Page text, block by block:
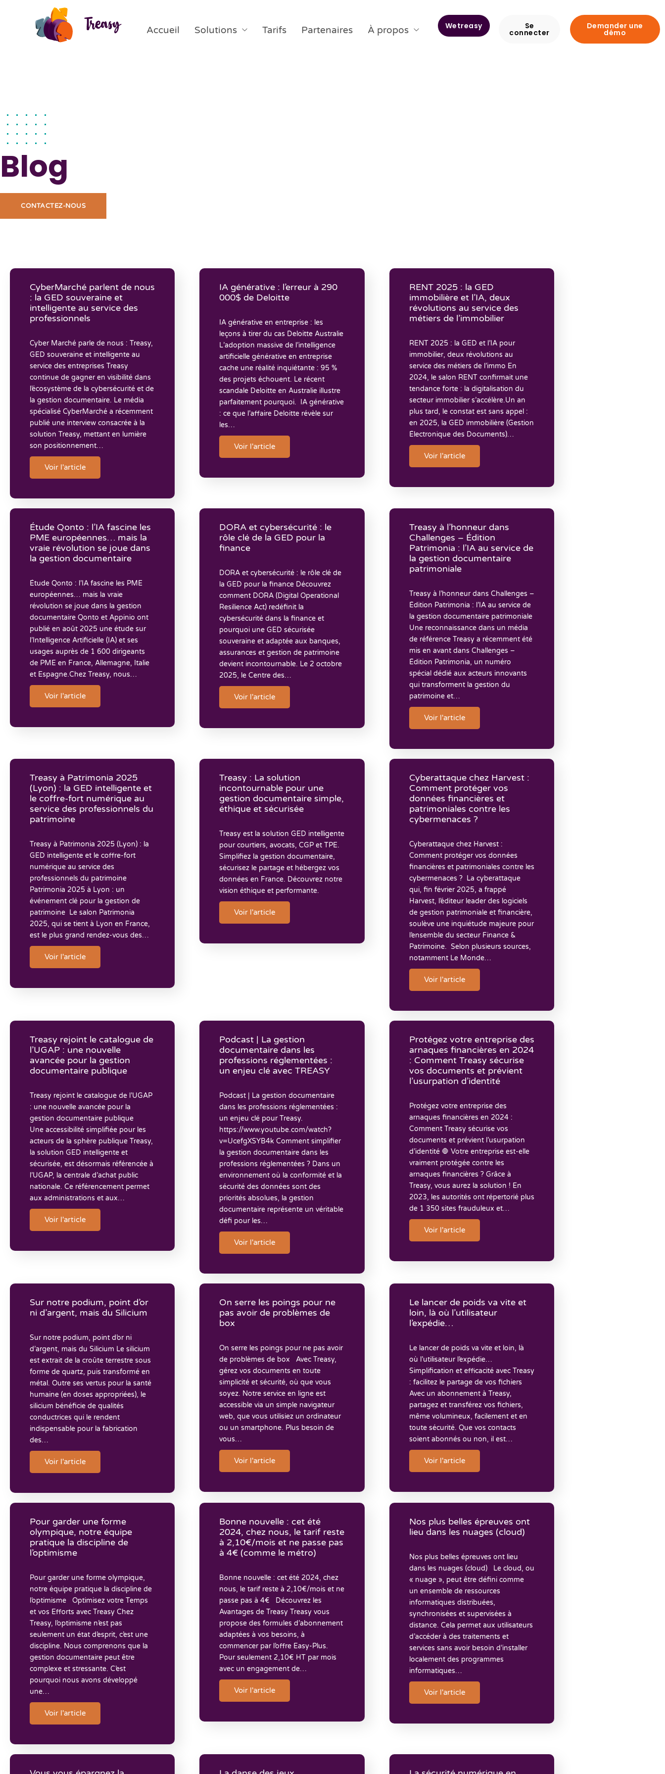
Accueil Solutions Tarifs Partenaires À propos Wetreasy Se
connecter
Demander une
démo
Blog
CONTACTEZ-NOUS
CyberMarché parlent de nous
: la GED souveraine et
intelligente au service des
professionnels
Cyber Marché parle de nous : Treasy,
GED souveraine et intelligente au
service des entreprises Treasy
continue de gagner en visibilité dans
l’écosystème de la cybersécurité et de
la gestion documentaire. Le média
spécialisé CyberMarché a récemment
publié une interview consacrée à la
solution Treasy, mettant en lumière
son positionnement…
Voir l'article
IA générative : l’erreur à 290
000$ de Deloitte
IA générative en entreprise : les
leçons à tirer du cas Deloitte Australie
L’adoption massive de l’intelligence
artificielle générative en entreprise
cache une réalité inquiétante : 95 %
des projets échouent. Le récent
scandale Deloitte en Australie illustre
parfaitement pourquoi. IA générative
: ce que l’affaire Deloitte révèle sur
les…
Voir l'article
RENT 2025 : la GED
immobilière et l’IA, deux
révolutions au service des
métiers de l’immobilier
RENT 2025 : la GED et l’IA pour
immobilier, deux révolutions au
service des métiers de l’immo En
2024, le salon RENT confirmait une
tendance forte : la digitalisation du
secteur immobilier s’accélère.Un an
plus tard, le constat est sans appel :
en 2025, la GED immobilière (Gestion
Électronique des Documents)…
Voir l'article
Étude Qonto : l’IA fascine les
PME européennes… mais la
vraie révolution se joue dans
la gestion documentaire
Étude Qonto : l’IA fascine les PME
européennes… mais la vraie
révolution se joue dans la gestion
documentaire Qonto et Appinio ont
publié en août 2025 une étude sur
l’Intelligence Artificielle (IA) et ses
usages auprès de 1 600 dirigeants
de PME en France, Allemagne, Italie
et Espagne.Chez Treasy, nous…
Voir l'article
DORA et cybersécurité : le
rôle clé de la GED pour la
finance
DORA et cybersécurité : le rôle clé de
la GED pour la finance Découvrez
comment DORA (Digital Operational
Resilience Act) redéfinit la
cybersécurité dans la finance et
pourquoi une GED sécurisée
souveraine et adaptée aux banques,
assurances et gestion de patrimoine
devient incontournable. Le 2 octobre
2025, le Centre des…
Voir l'article
Treasy à l’honneur dans
Challenges – Édition
Patrimonia : l’IA au service de
la gestion documentaire
patrimoniale
Treasy à l’honneur dans Challenges –
Édition Patrimonia : l’IA au service de
la gestion documentaire patrimoniale
Une reconnaissance dans un média
de référence Treasy a récemment été
mis en avant dans Challenges –
Édition Patrimonia, un numéro
spécial dédié aux acteurs innovants
qui transforment la gestion du
patrimoine et…
Voir l'article
Treasy à Patrimonia 2025
(Lyon) : la GED intelligente et
le coffre-fort numérique au
service des professionnels du
patrimoine
Treasy à Patrimonia 2025 (Lyon) : la
GED intelligente et le coffre-fort
numérique au service des
professionnels du patrimoine
Patrimonia 2025 à Lyon : un
événement clé pour la gestion de
patrimoine Le salon Patrimonia
2025, qui se tient à Lyon en France,
est le plus grand rendez-vous des…
Voir l'article
Treasy : La solution
incontournable pour une
gestion documentaire simple,
éthique et sécurisée
Treasy est la solution GED intelligente
pour courtiers, avocats, CGP et TPE.
Simplifiez la gestion documentaire,
sécurisez le partage et hébergez vos
données en France. Découvrez notre
vision éthique et performante.
Voir l'article
Cyberattaque chez Harvest :
Comment protéger vos
données financières et
patrimoniales contre les
cybermenaces ?
Cyberattaque chez Harvest :
Comment protéger vos données
financières et patrimoniales contre les
cybermenaces ? La cyberattaque
qui, fin février 2025, a frappé
Harvest, l’éditeur leader des logiciels
de gestion patrimoniale et financière,
soulève une inquiétude majeure pour
l’ensemble du secteur Finance &
Patrimoine. Selon plusieurs sources,
notamment Le Monde…
Voir l'article
Treasy rejoint le catalogue de
l’UGAP : une nouvelle
avancée pour la gestion
documentaire publique
Treasy rejoint le catalogue de l’UGAP
: une nouvelle avancée pour la
gestion documentaire publique
Une accessibilité simplifiée pour les
acteurs de la sphère publique Treasy,
la solution GED intelligente et
sécurisée, est désormais référencée à
l’UGAP, la centrale d’achat public
nationale. Ce référencement permet
aux administrations et aux…
Voir l'article
Podcast | La gestion
documentaire dans les
professions réglementées :
un enjeu clé avec TREASY
Podcast | La gestion documentaire
dans les professions réglementées :
un enjeu clé pour Treasy.
https://www.youtube.com/watch?
v=UcefgXSYB4k Comment simplifier
la gestion documentaire dans les
professions réglementées ? Dans un
environnement où la conformité et la
sécurité des données sont des
priorités absolues, la gestion
documentaire représente un véritable
défi pour les…
Voir l'article
Protégez votre entreprise des
arnaques financières en 2024
: Comment Treasy sécurise
vos documents et prévient
l’usurpation d’identité
Protégez votre entreprise des
arnaques financières en 2024 :
Comment Treasy sécurise vos
documents et prévient l’usurpation
d’identité 🛑 Votre entreprise est-elle
vraiment protégée contre les
arnaques financières ? Grâce à
Treasy, vous aurez la solution ! En
2023, les autorités ont répertorié plus
de 1 350 sites frauduleux et…
Voir l'article
Sur notre podium, point d’or
ni d’argent, mais du Silicium
Sur notre podium, point d’or ni
d’argent, mais du Silicium Le silicium
est extrait de la croûte terrestre sous
forme de quartz, puis transformé en
métal. Outre ses vertus pour la santé
humaine (en doses appropriées), le
silicium bénéficie de qualités
conductrices qui le rendent
indispensable pour la fabrication
des…
Voir l'article
On serre les poings pour ne
pas avoir de problèmes de
box
On serre les poings pour ne pas avoir
de problèmes de box Avec Treasy,
gérez vos documents en toute
simplicité et sécurité, où que vous
soyez. Notre service en ligne est
accessible via un simple navigateur
web, que vous utilisiez un ordinateur
ou un smartphone. Plus besoin de
vous…
Voir l'article
Le lancer de poids va vite et
loin, là où l’utilisateur
l’expédie… ​
Le lancer de poids va vite et loin, là
où l’utilisateur l’expédie…
Simplification et efficacité avec Treasy
: facilitez le partage de vos fichiers
Avec un abonnement à Treasy,
partagez et transférez vos fichiers,
même volumineux, facilement et en
toute sécurité. Que vos contacts
soient abonnés ou non, il est…
Voir l'article
Pour garder une forme
olympique, notre équipe
pratique la discipline de
l’optimisme​
Pour garder une forme olympique,
notre équipe pratique la discipline de
l’optimisme Optimisez votre Temps
et vos Efforts avec Treasy Chez
Treasy, l’optimisme n’est pas
seulement un état d’esprit, c’est une
discipline. Nous comprenons que la
gestion documentaire peut être
complexe et stressante. C’est
pourquoi nous avons développé
une…
Voir l'article
Bonne nouvelle : cet été
2024, chez nous, le tarif reste
à 2,10€/mois et ne passe pas
à 4€ (comme le métro)
Bonne nouvelle : cet été 2024, chez
nous, le tarif reste à 2,10€/mois et ne
passe pas à 4€ Découvrez les
Avantages de Treasy Treasy vous
propose des formules d’abonnement
adaptées à vos besoins, à
commencer par l’offre Easy-Plus.
Pour seulement 2,10€ HT par mois
avec un engagement de…
Voir l'article
Nos plus belles épreuves ont
lieu dans les nuages (cloud)
Nos plus belles épreuves ont lieu
dans les nuages (cloud) Le cloud, ou
« nuage », peut être défini comme
un ensemble de ressources
informatiques distribuées,
synchronisées et supervisées à
distance. Cela permet aux utilisateurs
d’accéder à des traitements et
services sans avoir besoin d’installer
localement des programmes
informatiques…
Voir l'article